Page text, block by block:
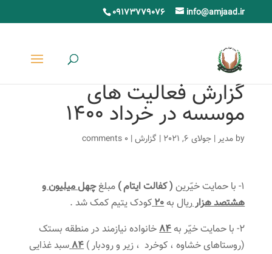
09173779076 info@amjaad.ir
گزارش فعالیت های
موسسه در خرداد ۱۴۰۰
by مدیر| جولای 6, 2021 | گزارش|
0 comments
1- با حمایت خیّرین ( کفالت ایتام ) مبلغچهل میلیون و
هشتصد هزارریال به20کودک یتیم کمک شد .
2- با حمایت خیّر به
84خانواده نیازمند در منطقه بستک
(روستاهای خشاوه ، کوخرد ، زیر و رودبار )84سبد غذایی